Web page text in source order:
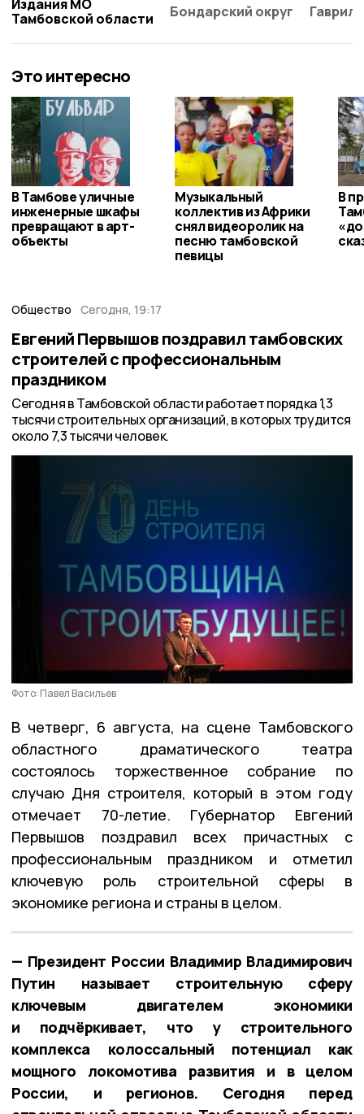
Издания МО
Тамбовской области
Бондарский округ
Это интересно
В Тамбове уличные
инженерные шкафы
превращают в арт-
объекты
Музыкальный
коллектив из Африки
снял видеоролик на
песню тамбовской
певицы
В
Общество Сегодня, 19:17
Евгений Первышов поздравил тамбовских
строителей с профессиональным
праздником
Сегодня в Тамбовской области работает порядка 1,3
тысячи строительных организаций, в которых трудится
около 7,3 тысячи человек.
Фото: Павел Васильев
В четверг, 6 августа, на сцене Тамбовского
областного драматического театра
состоялось торжественное собрание по
случаю Дня строителя, который в этом году
отмечает 70-летие. Губернатор Евгений
Первышов поздравил всех причастных с
профессиональным праздником и отметил
ключевую роль строительной сферы в
экономике региона и страны в целом.
— Президент России Владимир Владимирович
Путин называет строительную сферу
ключевым двигателем экономики
и подчёркивает, что у строительного
комплекса колоссальный потенциал как
мощного локомотива развития и в целом
России, и регионов. Сегодня перед